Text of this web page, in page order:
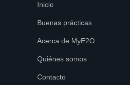
Inicio
Buenas prácticas
Acerca de MyE2O
Quiénes somos
Contacto